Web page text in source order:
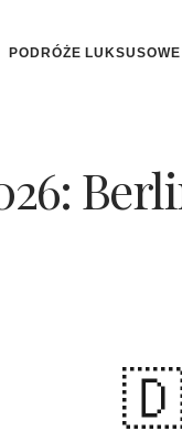
PODRÓŻE LUKSUSOWE